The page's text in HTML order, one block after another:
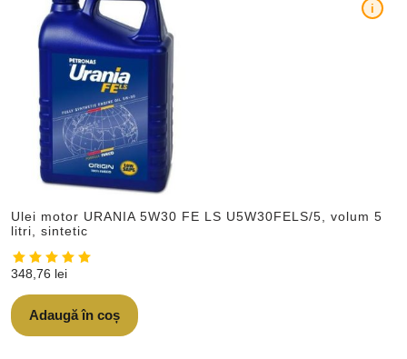
Ulei motor URANIA 5W30 FE LS U5W30FELS/5, volum 5
litri, sintetic
i
348,76 lei
Adaugă în coș